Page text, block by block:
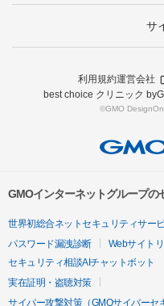
サ
利用規約運営会社
best choice クリニック
©GMO
GMOインターネットグループの
世界初総合ネットセキュリティサー
パスワード漏洩診断
Webサイト
セキュリティ相談AIチャットボット
実在証明・盗聴対策
サイバー攻撃対策（GMOサイバーセ